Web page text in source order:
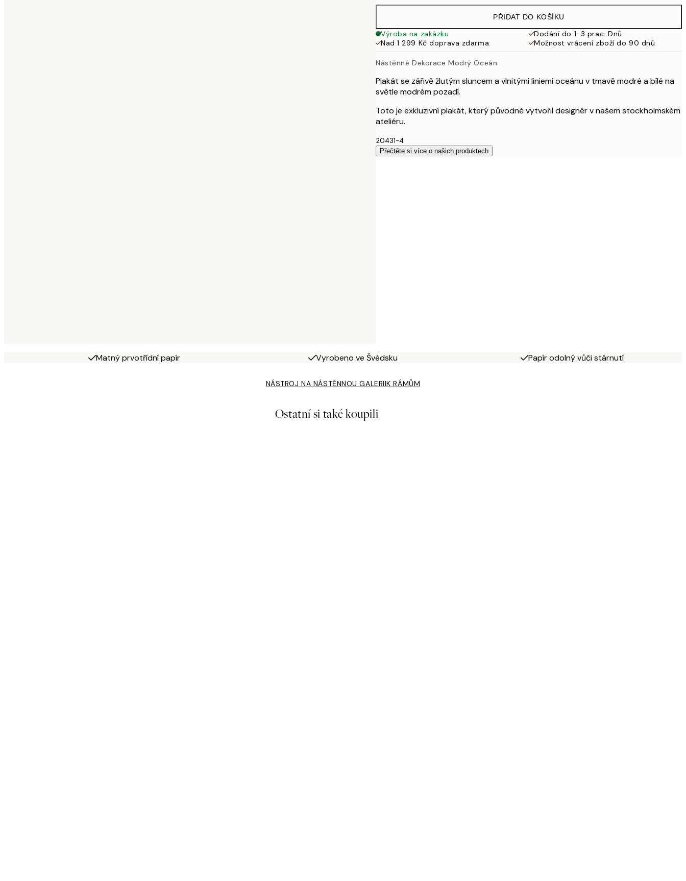
50x70 cm 925 Kč
PŘIDAT DO KOŠÍKU
Výroba na zakázku
Dodání do 1-3 prac. Dnů
Nad 1 299 Kč doprava zdarma.
Možnost vrácení zboží do 90 dnů
Nástěnné Dekorace Modrý Oceán
Plakát se zářivě žlutým sluncem a vlnitými liniemi oceánu v tmavě modré a bílé na
světle modrém pozadí.
Toto je exkluzivní plakát, který původně vytvořil designér v našem stockholmském
ateliéru.
20431-4
Přečtěte si více o našich produktech
Matný prvotřídní papír Vyrobeno ve Švédsku Papír odolný vůči stárnutí
NÁSTROJ NA NÁSTĚNNOU GALERIIK RÁMŮM
Ostatní si také koupili